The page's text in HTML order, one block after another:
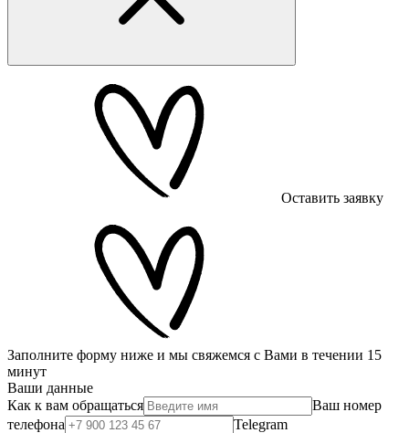
Оставить заявку
Заполните форму ниже и мы свяжемся с Вами в течении 15
минут
Ваши данные
Как к вам обращаться
Ваш номер
телефона
Telegram